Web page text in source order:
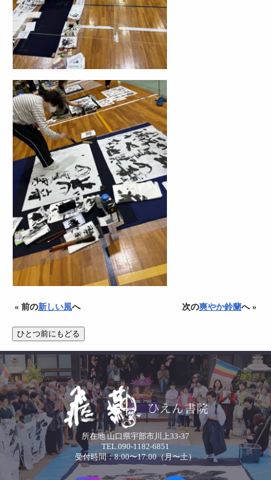
« 前の新しい風へ 次の爽やか鈴蘭へ »
所在地 山口県宇部市川上33-37
TEL.090-1182-6851
受付時間：8:00〜17:00（月〜土）